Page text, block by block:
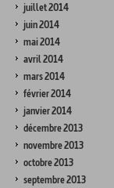
juillet 2014
juin 2014
mai 2014
avril 2014
mars 2014
février 2014
janvier 2014
décembre 2013
novembre 2013
octobre 2013
septembre 2013